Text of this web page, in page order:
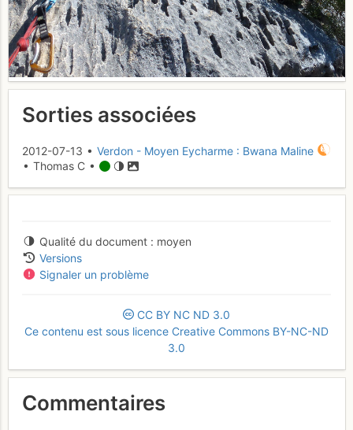
Sorties associées
2012-07-13 • Verdon - Moyen Eycharme : Bwana Maline
• Thomas C •
Qualité du document
moyen
Versions
Signaler un problème
CC BY NC ND 3.0
Ce contenu est sous licence Creative Commons BY-NC-ND
3.0
Commentaires